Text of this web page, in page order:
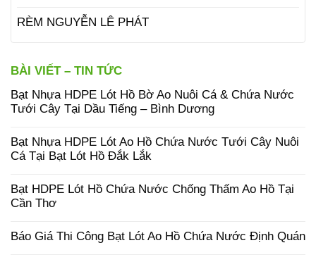
RÈM NGUYỄN LÊ PHÁT
BÀI VIẾT – TIN TỨC
Bạt Nhựa HDPE Lót Hồ Bờ Ao Nuôi Cá & Chứa Nước
Tưới Cây Tại Dầu Tiếng – Bình Dương
Bạt Nhựa HDPE Lót Ao Hồ Chứa Nước Tưới Cây Nuôi
Cá Tại Bạt Lót Hồ Đắk Lắk
Bạt HDPE Lót Hồ Chứa Nước Chống Thấm Ao Hồ Tại
Cần Thơ
Báo Giá Thi Công Bạt Lót Ao Hồ Chứa Nước Định Quán